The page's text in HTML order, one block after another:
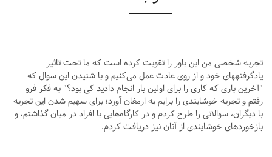
تجربه شخصی من این باور را تقویت کرده است که ما تحت تاثیر
یادگرفته‍های خود و از روی عادت عمل می‌کنیم و با شنیدن این سوال که
"آخرین باری که کاری را برای اولین بار انجام دادید کی بود؟" به فکر فرو
رفتم و تجربه خوشایندی را برایم به ارمغان آورد؛ برای سهیم شدن این تجربه
با دیگران، سوالاتی را طرح کردم و در کارگاه‌هایی با افراد در میان گذاشتم، و
بازخوردهای خوشایندی از آنان نیز دریافت کردم.